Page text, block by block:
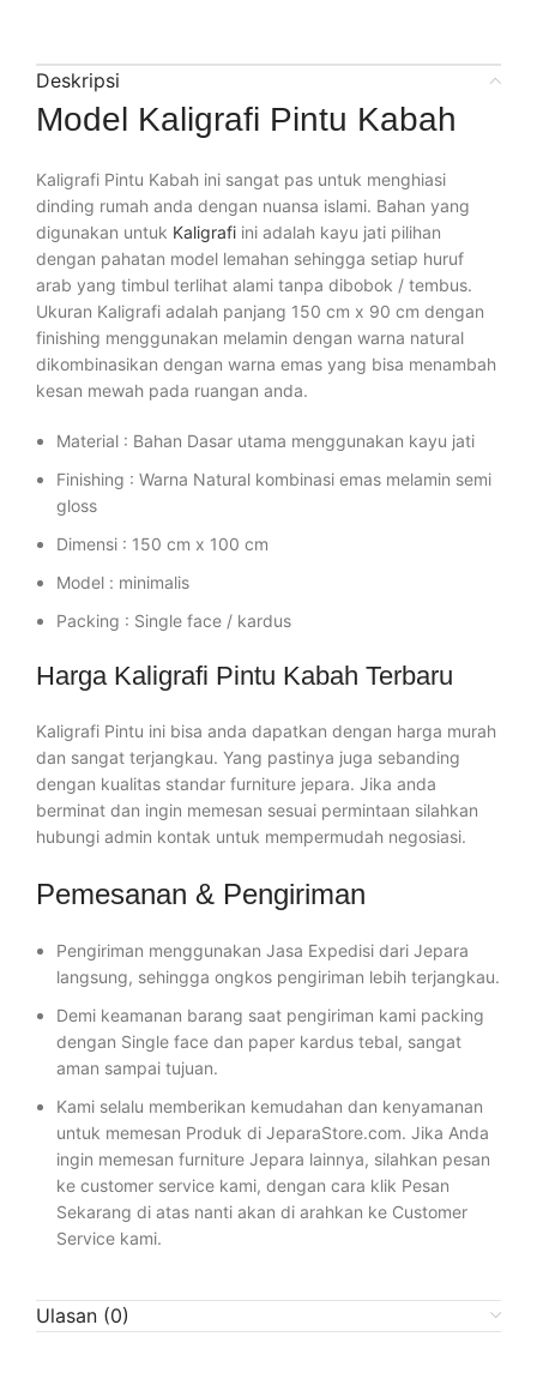
Deskripsi
Model Kaligrafi Pintu Kabah
Kaligrafi Pintu Kabah ini sangat pas untuk menghiasi
dinding rumah anda dengan nuansa islami. Bahan yang
digunakan untuk Kaligrafi ini adalah kayu jati pilihan
dengan pahatan model lemahan sehingga setiap huruf
arab yang timbul terlihat alami tanpa dibobok / tembus.
Ukuran Kaligrafi adalah panjang 150 cm x 90 cm dengan
finishing menggunakan melamin dengan warna natural
dikombinasikan dengan warna emas yang bisa menambah
kesan mewah pada ruangan anda.
Material : Bahan Dasar utama menggunakan kayu jati
Finishing : Warna Natural kombinasi emas melamin semi
gloss
Dimensi : 150 cm x 100 cm
Model : minimalis
Packing : Single face / kardus
Harga Kaligrafi Pintu Kabah Terbaru
Kaligrafi Pintu ini bisa anda dapatkan dengan harga murah
dan sangat terjangkau. Yang pastinya juga sebanding
dengan kualitas standar furniture jepara. Jika anda
berminat dan ingin memesan sesuai permintaan silahkan
hubungi admin kontak untuk mempermudah negosiasi.
Pemesanan & Pengiriman
Pengiriman menggunakan Jasa Expedisi dari Jepara
langsung, sehingga ongkos pengiriman lebih terjangkau.
Demi keamanan barang saat pengiriman kami packing
dengan Single face dan paper kardus tebal, sangat
aman sampai tujuan.
Kami selalu memberikan kemudahan dan kenyamanan
untuk memesan Produk di JeparaStore.com. Jika Anda
ingin memesan furniture Jepara lainnya, silahkan pesan
ke customer service kami, dengan cara klik Pesan
Sekarang di atas nanti akan di arahkan ke Customer
Service kami.
Ulasan (0)